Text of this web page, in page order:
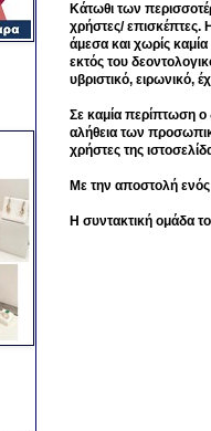
Κάτωθι των
χρήστες/ επισκέπτες.
άμεσα και χωρίς
εκτός του
υβριστικό, ειρωνικό,
Σε καμία περίπτωση ο
αλήθεια των
χρήστες της
Με την αποστολή
Η συντακτική ομάδα